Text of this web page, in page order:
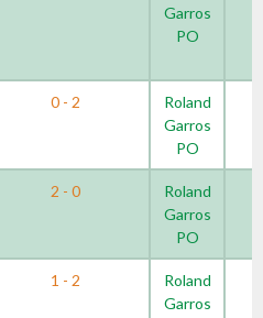
Garros
PO
0 - 2
Roland
Garros
PO
2 - 0
Roland
Garros
PO
1 - 2
Roland
Garros